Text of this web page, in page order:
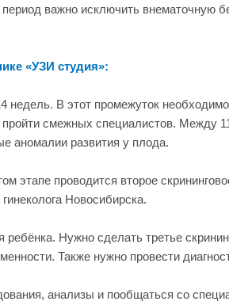
важно исключить внематочную
«УЗИ студия»:
недель. В этот промежуток
смежных специалистов. Между
аномалии развития у плода.
этапе проводится второе
Новосибирска.
ребёнка. Нужно сделать третье
Также нужно провести
анализы и пообщаться со